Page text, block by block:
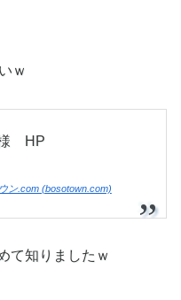
ｗ
HP
ン.com (bosotown.com)
て知りましたｗ